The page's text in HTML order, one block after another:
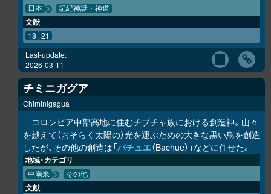
日本 記紀神話・神道
文献
18 21
Last-update:
2026-03-11
チミニガグア
Chiminigagua
コロンビア中部高地に住むチブチャ族における創造神。山々
を越えて（おそらく太陽の）光を運ぶための大きな黒い鳥を創造
したが、その他の創造は「バチュエ（Bachue）」などに任せた。
地域・カテゴリ
中南米 その他
文献